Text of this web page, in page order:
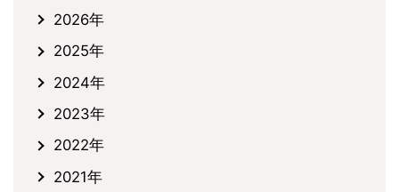
2026年
2025年
2024年
2023年
2022年
2021年